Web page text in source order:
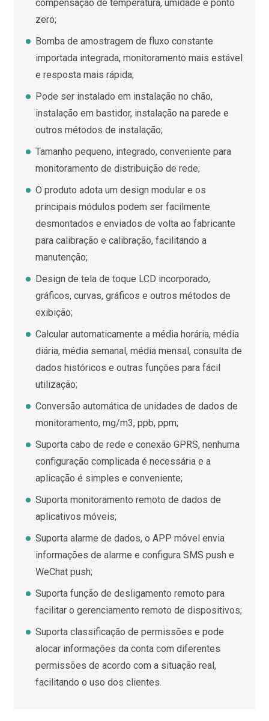
compensação de temperatura, umidade e ponto
zero;
Bomba de amostragem de fluxo constante
importada integrada, monitoramento mais estável
e resposta mais rápida;
Pode ser instalado em instalação no chão,
instalação em bastidor, instalação na parede e
outros métodos de instalação;
Tamanho pequeno, integrado, conveniente para
monitoramento de distribuição de rede;
O produto adota um design modular e os
principais módulos podem ser facilmente
desmontados e enviados de volta ao fabricante
para calibração e calibração, facilitando a
manutenção;
Design de tela de toque LCD incorporado,
gráficos, curvas, gráficos e outros métodos de
exibição;
Calcular automaticamente a média horária, média
diária, média semanal, média mensal, consulta de
dados históricos e outras funções para fácil
utilização;
Conversão automática de unidades de dados de
monitoramento, mg/m3, ppb, ppm;
Suporta cabo de rede e conexão GPRS, nenhuma
configuração complicada é necessária e a
aplicação é simples e conveniente;
Suporta monitoramento remoto de dados de
aplicativos móveis;
Suporta alarme de dados, o APP móvel envia
informações de alarme e configura SMS push e
WeChat push;
Suporta função de desligamento remoto para
facilitar o gerenciamento remoto de dispositivos;
Suporta classificação de permissões e pode
alocar informações da conta com diferentes
permissões de acordo com a situação real,
facilitando o uso dos clientes.